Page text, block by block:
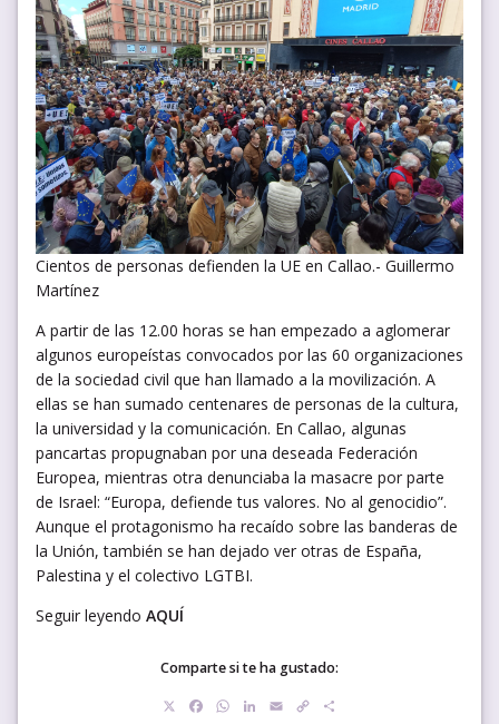
Cientos de personas defienden la UE en Callao.- Guillermo
Martínez
A partir de las 12.00 horas se han empezado a aglomerar
algunos europeístas convocados por las 60 organizaciones
de la sociedad civil que han llamado a la movilización. A
ellas se han sumado centenares de personas de la cultura,
la universidad y la comunicación. En Callao, algunas
pancartas propugnaban por una deseada Federación
Europea, mientras otra denunciaba la masacre por parte
de Israel: “Europa, defiende tus valores. No al genocidio”.
Aunque el protagonismo ha recaído sobre las banderas de
la Unión, también se han dejado ver otras de España,
Palestina y el colectivo LGTBI.
Seguir leyendo AQUÍ
Comparte si te ha gustado:
Facebook
WhatsApp
LinkedIn
EmailCopy